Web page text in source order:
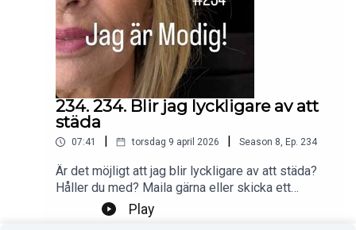
234. 234. Blir jag lyckligare av att
städa
07:41 torsdag 9 april 2026 Season 8, Ep. 234
Är det möjligt att jag blir lyckligare av att städa?
Håller du med? Maila gärna eller skicka ett
DM.Foto: PrivatProduktion, redigering och klipp:
Heli BrewitzMusik: Lic. NEO SoundsKontakt
Play